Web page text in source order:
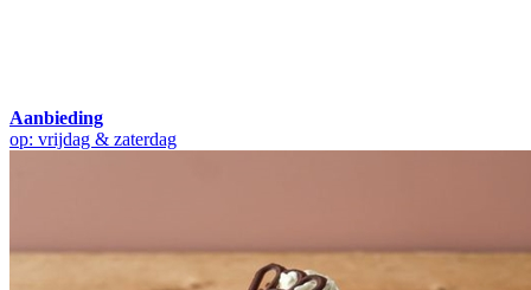
Aanbieding
op: vrijdag & zaterdag